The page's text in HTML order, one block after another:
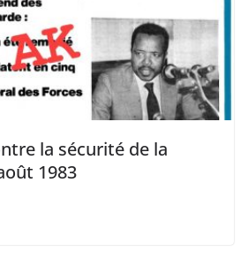
la sécurité de la
1983